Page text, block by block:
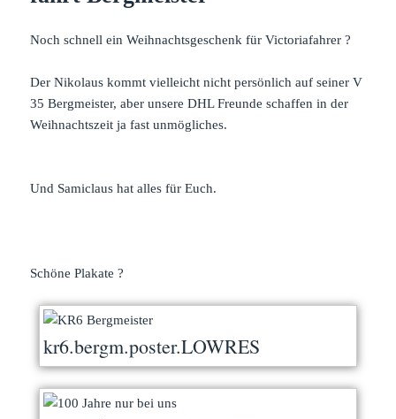
Noch schnell ein Weihnachtsgeschenk für Victoriafahrer ?
Der Nikolaus kommt vielleicht nicht persönlich auf seiner V
35 Bergmeister, aber unsere DHL Freunde schaffen in der
Weihnachtszeit ja fast unmögliches.
Und Samiclaus hat alles für Euch.
Schöne Plakate ?
kr6.bergm.poster.LOWRES